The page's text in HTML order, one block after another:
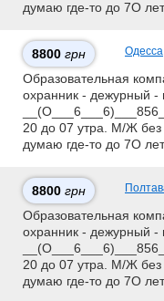
думаю где-то до 7О
8800 грн Одесса
Образовательная
охранник - дежурный -
20 до 07 утра. М/Ж без
думаю где-то до 7О
8800 грн
Образовательная
охранник - дежурный -
20 до 07 утра. М/Ж без
думаю где-то до 7О